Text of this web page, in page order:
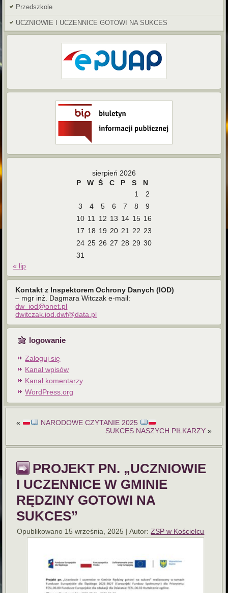
Przedszkole
UCZNIOWIE I UCZENNICE GOTOWI NA SUKCES
sierpień 2026
P
W Ś C P S
N
1
2
3
4 5 6 7 8
9
10 11 12 13 14 15 16
17 18 19 20 21 22 23
24 25 26 27 28 29 30
31
« lip
Kontakt z Inspektorem Ochrony Danych (IOD)
– mgr inż. Dagmara Witczak e-mail:
dw_iod@onet.pl
dwitczak.iod.dwf@data.pl
logowanie
Zaloguj się
Kanał wpisów
Kanał komentarzy
WordPress.org
«
NARODOWE CZYTANIE 2025
SUKCES NASZYCH PIŁKARZY»
PROJEKT PN. „UCZNIOWIE
I UCZENNICE W GMINIE
RĘDZINY GOTOWI NA
SUKCES”
Opublikowano 15 września, 2025 |Autor: ZSP w Kościelcu